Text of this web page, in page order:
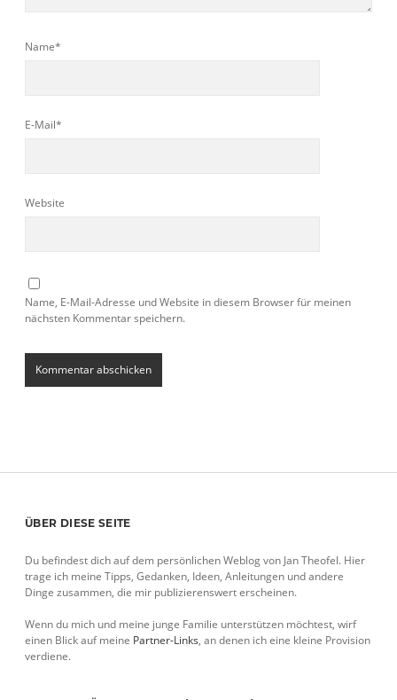
Name*
E-Mail*
Website
Name, E-Mail-Adresse und Website in diesem Browser für meinen
nächsten Kommentar speichern.
Sidebar
ÜBER DIESE SEITE
Du befindest dich auf dem persönlichen Weblog von Jan Theofel. Hier
trage ich meine Tipps, Gedanken, Ideen, Anleitungen und andere
Dinge zusammen, die mir publizierenswert erscheinen.
Wenn du mich und meine junge Familie unterstützen möchtest, wirf
einen Blick auf meine Partner-Links, an denen ich eine kleine Provision
verdiene.